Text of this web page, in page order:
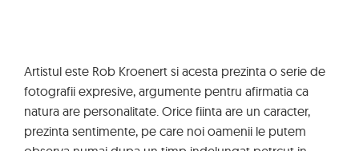
Artistul este Rob Kroenert si acesta prezinta o serie de
fotografii expresive, argumente pentru afirmatia ca
natura are personalitate. Orice fiinta are un caracter,
prezinta sentimente, pe care noi oamenii le putem